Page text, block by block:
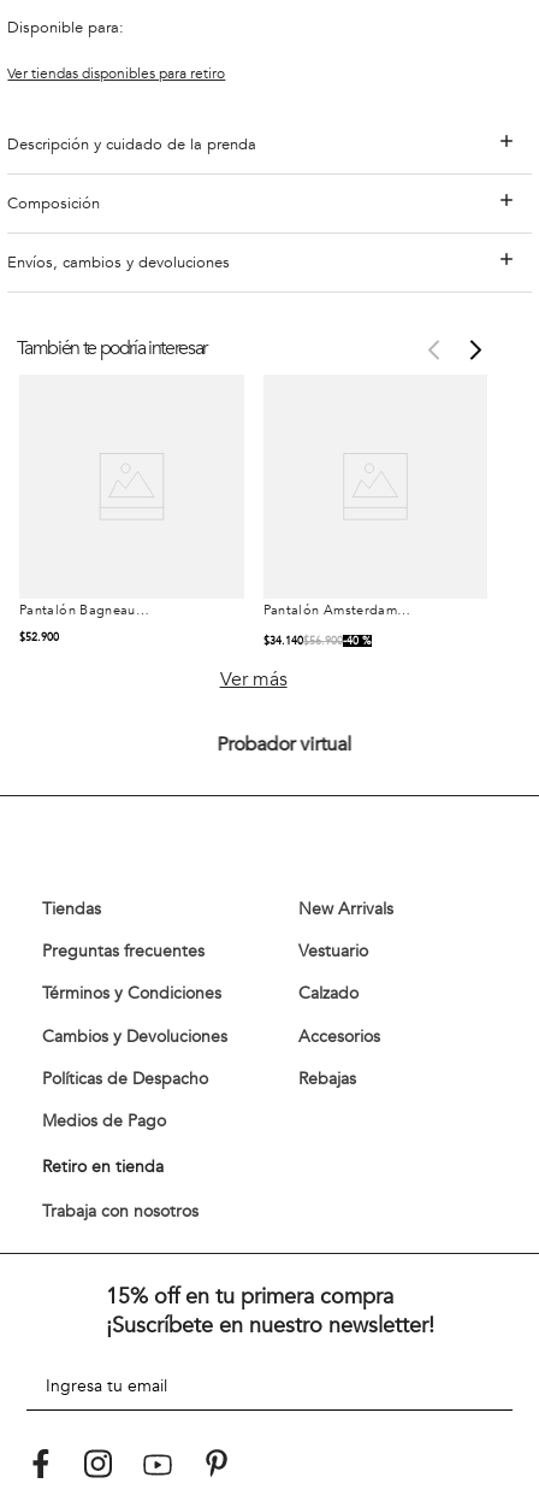
Disponible para:
Ver tiendas disponibles para retiro
Descripción y cuidado de la prenda
Composición
Envíos, cambios y devoluciones
También te podría interesar
Pantalón Bagneaux
Black
$52.900
Pantalón Amsterdam
$34.140$56.900 40 %
Ver más
Probador virtual
Tiendas
Preguntas frecuentes
Términos y Condiciones
Cambios y Devoluciones
Políticas de Despacho
Medios de Pago
Retiro en tienda
Trabaja con nosotros
New Arrivals
Vestuario
Calzado
Accesorios
Rebajas
15% off en tu primera compra
¡Suscríbete en nuestro newsletter!